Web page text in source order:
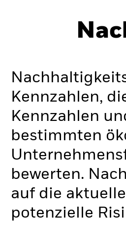
Kennzahlen,
Kennzahlen
bestimmten
bewerten.
auf die
potenzielle